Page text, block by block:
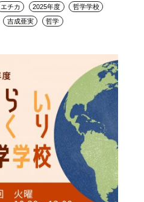
エチカ 2025年度
哲学学校
吉成亜実 哲学